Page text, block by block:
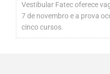
Vestibular Fatec oferece
7 de novembro e a prova
cinco cursos.